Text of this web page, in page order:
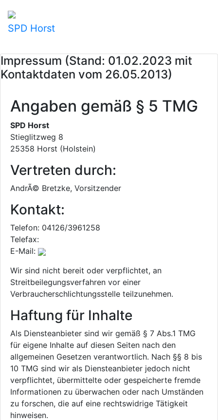
SPD Horst
Impressum (Stand: 01.02.2023 mit
Kontaktdaten vom 26.05.2013)
Angaben gemäß § 5 TMG
SPD Horst
Stieglitzweg 8
25358 Horst (Holstein)
Vertreten durch:
AndrÃ© Bretzke, Vorsitzender
Kontakt:
Telefon: 04126/3961258
Telefax:
E-Mail:
Wir sind nicht bereit oder verpflichtet, an
Streitbeilegungsverfahren vor einer
Verbraucherschlichtungsstelle teilzunehmen.
Haftung für Inhalte
Als Diensteanbieter sind wir gemäß § 7 Abs.1 TMG
für eigene Inhalte auf diesen Seiten nach den
allgemeinen Gesetzen verantwortlich. Nach §§ 8 bis
10 TMG sind wir als Diensteanbieter jedoch nicht
verpflichtet, übermittelte oder gespeicherte fremde
Informationen zu überwachen oder nach Umständen
zu forschen, die auf eine rechtswidrige Tätigkeit
hinweisen.